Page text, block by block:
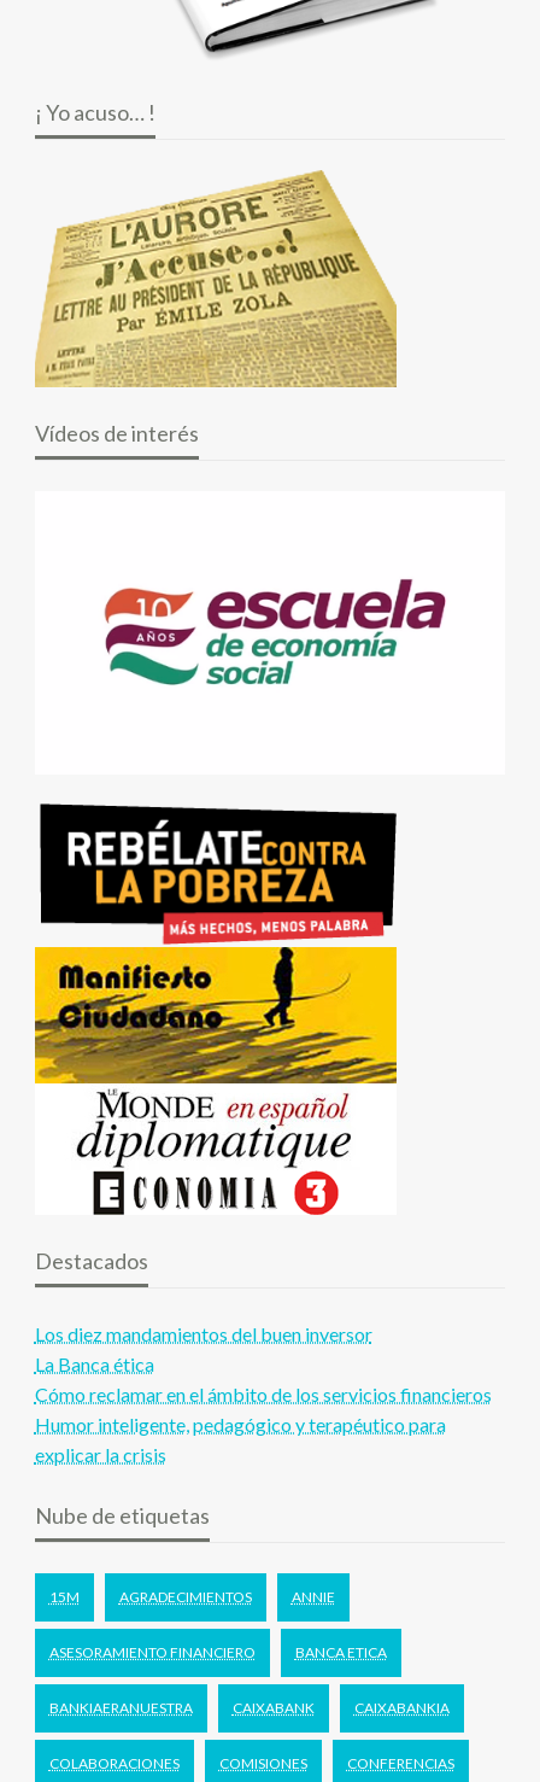
¡ Yo acuso… !
Vídeos de interés
Destacados
Los diez mandamientos del buen inversor
La Banca ética
Cómo reclamar en el ámbito de los servicios financieros
Humor inteligente, pedagógico y terapéutico para
explicar la crisis
Nube de etiquetas
15M AGRADECIMIENTOS ANNIE
ASESORAMIENTO FINANCIERO BANCA ETICA
BANKIAERANUESTRA CAIXABANK CAIXABANKIA
COLABORACIONES COMISIONES CONFERENCIAS